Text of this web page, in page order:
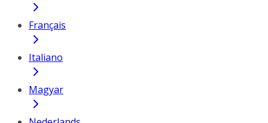
Français
Italiano
Magyar